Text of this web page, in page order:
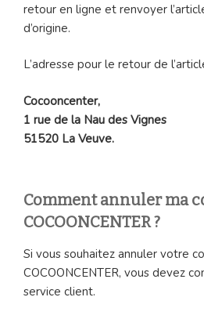
retour en ligne et renvoyer
d’origine.
L’adresse pour le retour de
Cocooncenter,
1 rue de la Nau des Vignes
51520 La Veuve.
Comment annuler ma
COCOONCENTER ?
Si vous souhaitez annuler votre
COCOONCENTER, vous devez
service client.